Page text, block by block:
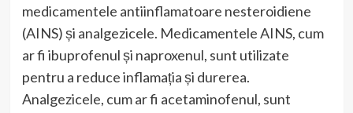
medicamentele antiinflamatoare nesteroidiene
(AINS) și analgezicele. Medicamentele AINS, cum
ar fi ibuprofenul și naproxenul, sunt utilizate
pentru a reduce inflamația și durerea.
Analgezicele, cum ar fi acetaminofenul, sunt